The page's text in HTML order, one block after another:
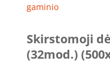
gaminio
Skirstomoji
(32mod.)